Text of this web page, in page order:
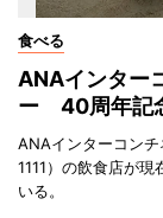
食べる
ANAインター
ー 40周年記
ANAインターコン
1111）の飲食店が
いる。